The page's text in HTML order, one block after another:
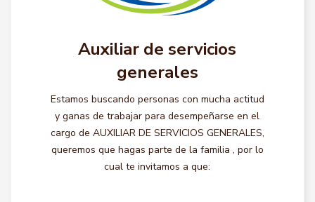
Auxiliar de servicios
generales
Estamos buscando personas con mucha actitud
y ganas de trabajar para desempeñarse en el
cargo de AUXILIAR DE SERVICIOS GENERALES,
queremos que hagas parte de la familia , por lo
cual te invitamos a que: